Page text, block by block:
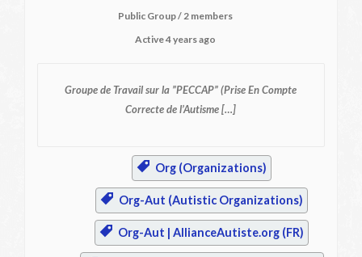
Public Group / 2 members
Active4 years ago
Groupe de Travail sur la ”PECCAP” (Prise En Compte
Correcte de l’Autisme […]
Org (Organizations)
Org-Aut (Autistic Organizations)
Org-Aut | AllianceAutiste.org (FR)